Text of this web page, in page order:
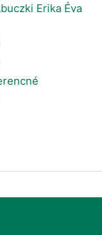
Erika Éva